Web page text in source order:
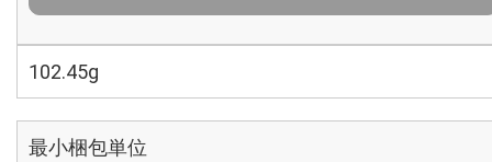
102.45g
最小梱包単位